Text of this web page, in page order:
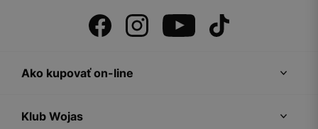
Ako kupovať on-line
Klub Wojas